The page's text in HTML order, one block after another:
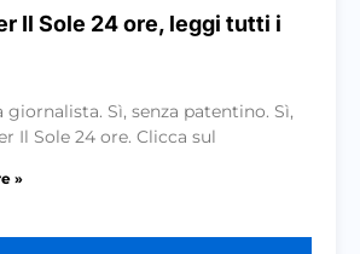
Il Sole 24 ore, leggi tutti i
Sì, senza patentino. Sì,
Il Sole 24 ore. Clicca sul
»